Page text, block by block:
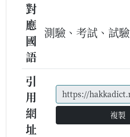
對
應
國
語
測驗、考試、試驗
引
用
網
址
複製